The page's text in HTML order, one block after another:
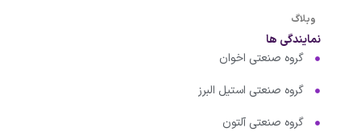
وبلاگ
نمایندگی ها
گروه صنعتی اخوان
گروه صنعتی استیل البرز
گروه صنعتی آلتون